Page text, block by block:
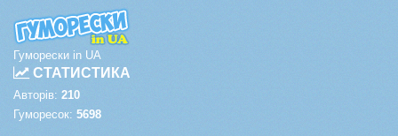
Гуморески in UA
СТАТИСТИКА
Авторів: 210
Гуморесок: 5698